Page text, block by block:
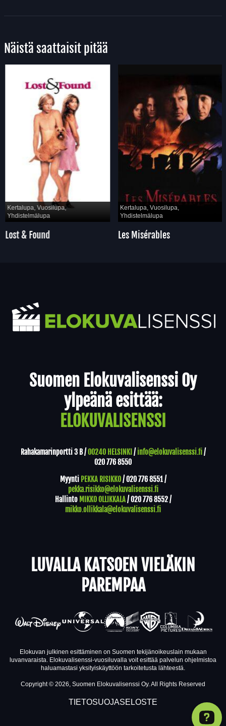
Näistä saattaisit pitää
Kertalupa, Vuosilupa,
Yhdistelmälupa
Lost & Found
Kertalupa, Vuosilupa,
Yhdistelmälupa
Les Misérables
Suomen Elokuvalisenssi Oy
ylpeänä esittää:
ELOKUVALISENSSI
Rahakamarinportti 3 B /00240 HELSINKI / info@elokuvalisenssi.fi/
020 776 8550
Myynti PEKKA RISIKKO/020 776 8551/
pekka.risikko@elokuvalisenssi.fi
Hallinto MIKKO OLLIKKALA/020 776 8552/
mikko.ollikkala@elokuvalisenssi.fi
LUVALLA KATSOEN VIELÄKIN
PAREMPAA
Elokuvan julkinen esittäminen on Suomen tekijänoikeuslain mukaan
luvanvaraista. Elokuvalisenssi-vuosiluvalla voit esittää palvelun ohjelmistoa
haluamastasi yksityiskäyttöön tarkoitetusta lähteestä.
Copyright © 2026, Suomen Elokuvalisenssi Oy. All Rights Reserved
TIETOSUOJASELOSTE